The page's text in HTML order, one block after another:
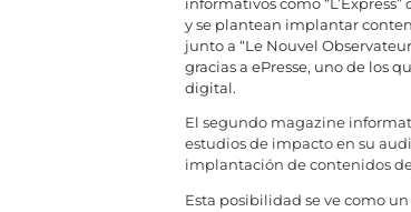
informativos como
y se plantean implantar
junto a “Le Nouvel
gracias a ePresse, uno de los
digital.
El segundo magazine
estudios de impacto en su
implantación de contenidos
Esta posibilidad se ve como